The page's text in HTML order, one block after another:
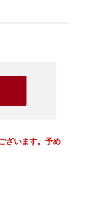
ざいます。予め